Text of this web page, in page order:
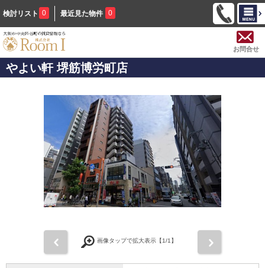
検討リスト 0 最近見た物件 0
お問合せ
やよい軒 堺筋博労町店
画像タップで拡大表示【1/1】